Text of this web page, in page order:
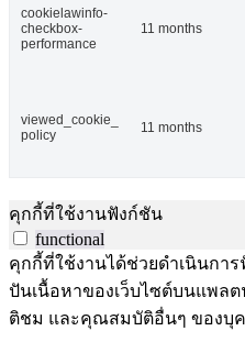
cookielawinfo-
checkbox-
performance
11 months
viewed_cookie_
policy
11 months
คุกกี้ที่ใช้งานฟังก์ชัน
functional
คุกกี้ที่ใช้งานได้ช่วยดำเนินกา
ปันเนื้อหาของเว็บไซต์บนแพล
ติชม และคุณสมบัติอื่นๆ ของบุ